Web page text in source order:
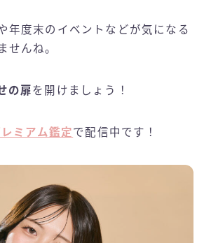
年度末のイベントなどが気になる
せんね。
の扉を開けましょう！
ミアム鑑定で配信中です！